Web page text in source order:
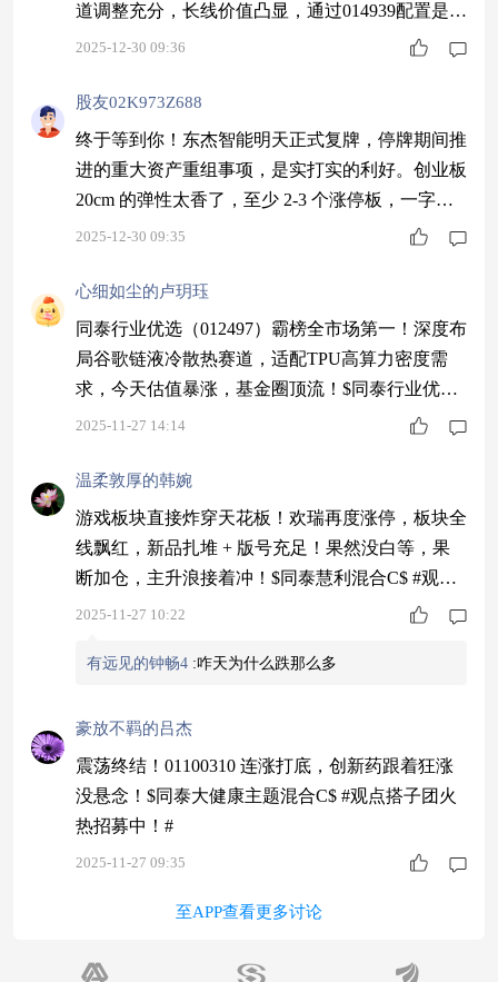
道调整充分，长线价值凸显，通过014939配置是理
性选择。$同泰产业升级混合C$ #新年观察局：202
2025-12-30 09:36
股友02K973Z688
终于等到你！东杰智能明天正式复牌，停牌期间推
进的重大资产重组事项，是实打实的利好。创业板
20cm 的弹性太香了，至少 2-3 个涨停板，一字板
封死是大概率事件，想进场的基本排队都没机会。
最多，这只基金的持有者，直接坐享涨停红利，太
让人羡慕了！$同泰竞争优势混合C$ #新年观察
局：2026我看好的投资赛道#
2025-12-30 09:35
心细如尘的卢玥珏
同泰行业优选（012497）霸榜全市场第一！深度布
局谷歌链液冷散热赛道，适配TPU高算力密度需
求，今天估值暴涨，基金圈顶流！$同泰行业优选
股票C$ #六部门印发促消费新方案！你看好哪个方
2025-11-27 14:14
温柔敦厚的韩婉
游戏板块直接炸穿天花板！欢瑞再度涨停，板块全
线飘红，新品扎堆 + 版号充足！果然没白等，果
断加仓，主升浪接着冲！$同泰慧利混合C$ #观点
搭子团火热招募中！#
2025-11-27 10:22
有远见的钟畅4 :咋天为什么跌那么多
豪放不羁的吕杰
震荡终结！01100310 连涨打底，创新药跟着狂涨
没悬念！$同泰大健康主题混合C$ #观点搭子团火
热招募中！#
2025-11-27 09:35
至APP查看更多讨论